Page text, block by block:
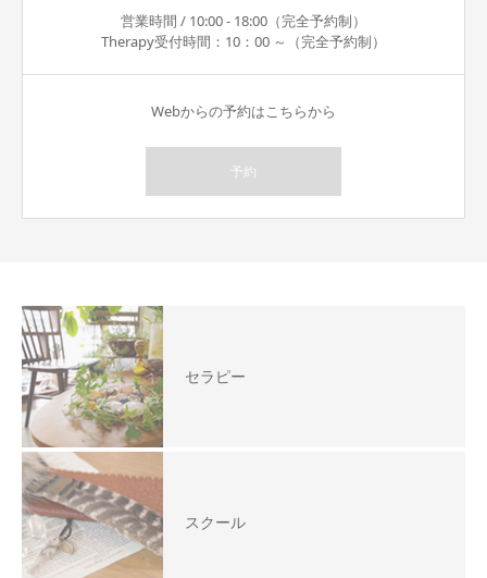
営業時間 / 10:00 - 18:00（完全予約制）
Therapy受付時間：10：00 ～（完全予約制）
Webからの予約はこちらから
予約
セラピー
スクール